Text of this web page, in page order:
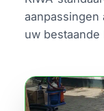
aanpassingen
uw bestaande